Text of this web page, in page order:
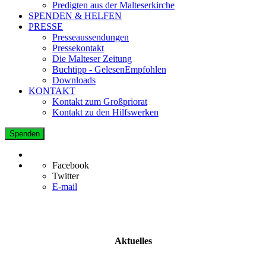
Predigten aus der Malteserkirche
SPENDEN & HELFEN
PRESSE
Presseaussendungen
Pressekontakt
Die Malteser Zeitung
Buchtipp - GelesenEmpfohlen
Downloads
KONTAKT
Kontakt zum Großpriorat
Kontakt zu den Hilfswerken
Spenden
Facebook
Twitter
E-mail
Aktuelles